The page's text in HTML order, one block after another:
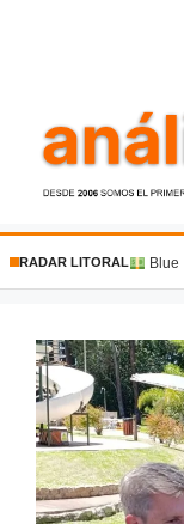
RADAR LITORAL Blue